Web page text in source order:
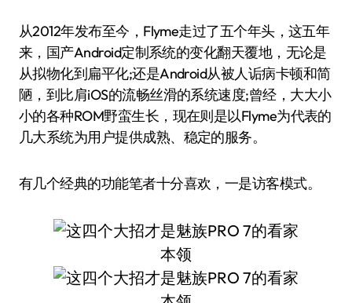
从2012年发布至今，Flyme走过了五个年头，这五年
来，国产Android定制系统的变化翻天覆地，无论是
从拟物化到扁平化;还是Android从被人诟病卡顿和简
陋，到比肩iOS的流畅丝滑的系统速度;曾经，大大小
小的各种ROM野蛮生长，现在则是以Flyme为代表的
几大系统为用户提供成熟、稳定的服务。
有几个经典的功能笔者十分喜欢，一是访客模式。